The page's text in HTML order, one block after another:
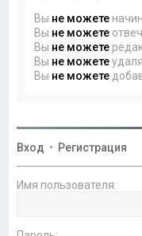
Вы не можете
Вы не можете
Вы не можете
Вы не можете
Вы не можете
Вход • Регистрация
Имя пользователя: